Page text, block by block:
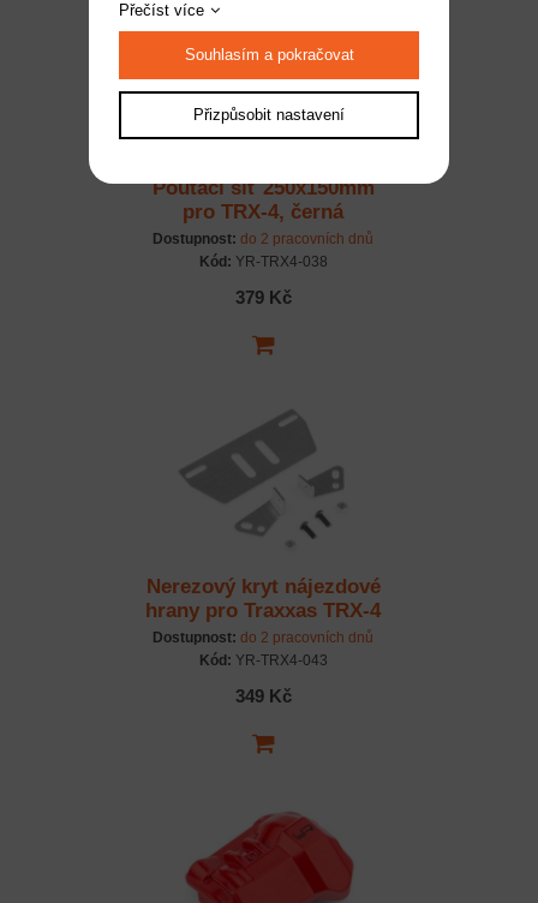
Poutací síť 250x150mm
pro TRX-4, černá
Dostupnost: do 2 pracovních dnů
Kód: YR-TRX4-038
379 Kč
Nerezový kryt nájezdové
hrany pro Traxxas TRX-4
Dostupnost: do 2 pracovních dnů
Kód: YR-TRX4-043
349 Kč
Přečíst více
Souhlasím a pokračovat
Přizpůsobit nastavení